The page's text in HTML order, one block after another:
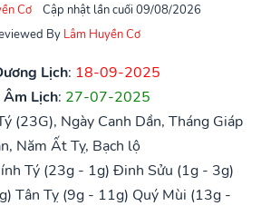
Cơ
Cập nhật lần cuối 09/08/2026
By Lâm Huyền Cơ
Lịch: 18-09-2025
Âm Lịch: 27-07-2025
(23G), Ngày Canh Dần, Tháng Giáp
Năm Ất Tỵ, Bạch lộ
Tý (23g - 1g) Đinh Sửu (1g - 3g)
Tân Tỵ (9g - 11g) Quý Mùi (13g -